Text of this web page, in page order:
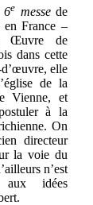
6e messede
en France –
Œuvre de
dans cette
elle
de la
Vienne, et
à la
On
directeur
la voie du
n’est
idées